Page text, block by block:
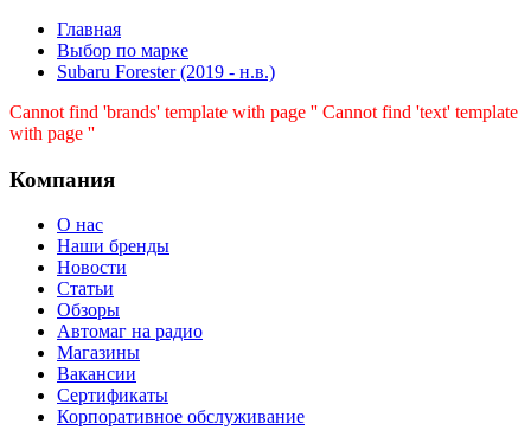
Главная
Выбор по марке
Subaru Forester (2019 - н.в.)
Cannot find 'brands' template with page '' Cannot find 'text' template
with page ''
Компания
О нас
Наши бренды
Новости
Статьи
Обзоры
Автомаг на радио
Магазины
Вакансии
Сертификаты
Корпоративное обслуживание